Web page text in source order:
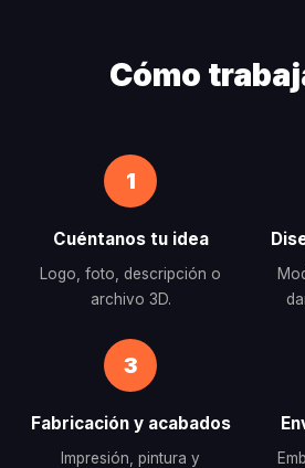
Cómo
1
Cuéntanos tu idea
Logo, foto, descripción o
archivo 3D.
3
Fabricación y acabados
Impresión, pintura y